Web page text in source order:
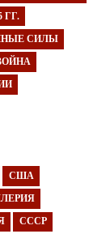
ГГ.
СИЛЫ
США
СССР